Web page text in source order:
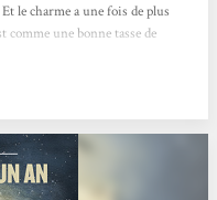
le charme a une fois de plus
comme une bonne tasse de
commune est que les Humains